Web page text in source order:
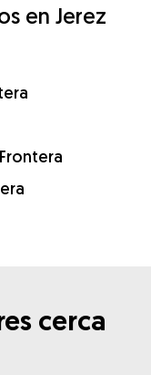
en Jerez
cerca